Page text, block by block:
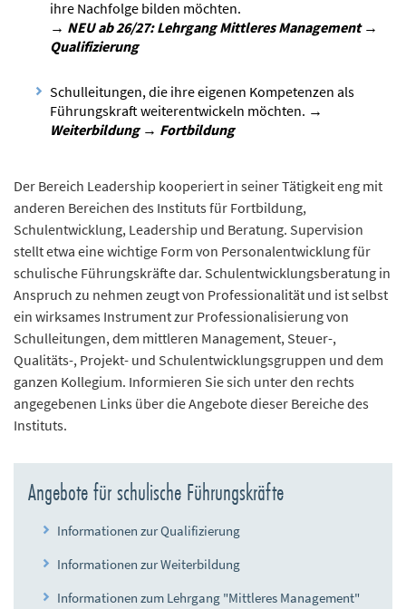
ihre Nachfolge bilden möchten.
→ NEU ab 26/27: Lehrgang Mittleres Management →
Qualifizierung
Schulleitungen, die ihre eigenen Kompetenzen als
Führungskraft weiterentwickeln möchten. →
Weiterbildung → Fortbildung
Der Bereich Leadership kooperiert in seiner Tätigkeit eng mit
anderen Bereichen des Instituts für Fortbildung,
Schulentwicklung, Leadership und Beratung. Supervision
stellt etwa eine wichtige Form von Personalentwicklung für
schulische Führungskräfte dar. Schulentwicklungsberatung in
Anspruch zu nehmen zeugt von Professionalität und ist selbst
ein wirksames Instrument zur Professionalisierung von
Schulleitungen, dem mittleren Management, Steuer-,
Qualitäts-, Projekt- und Schulentwicklungsgruppen und dem
ganzen Kollegium. Informieren Sie sich unter den rechts
angegebenen Links über die Angebote dieser Bereiche des
Instituts.
Angebote für schulische Führungskräfte
Informationen zur Qualifizierung
Informationen zur Weiterbildung
Informationen zum Lehrgang "Mittleres Management"